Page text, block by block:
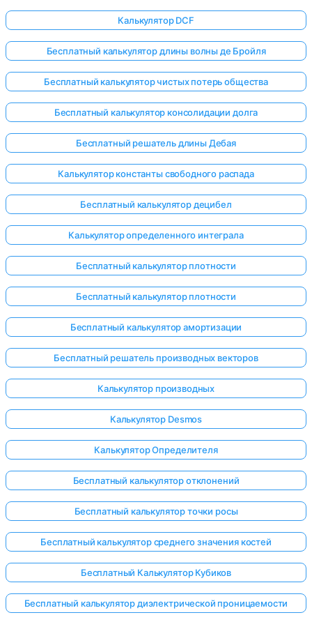
здесь!
Калькулятор DCF
Бесплатный калькулятор длины волны де Бройля
Бесплатный калькулятор чистых потерь общества
Бесплатный калькулятор консолидации долга
Бесплатный решатель длины Дебая
Калькулятор константы свободного распада
Бесплатный калькулятор децибел
Калькулятор определенного интеграла
Бесплатный калькулятор плотности
Бесплатный калькулятор плотности
Бесплатный калькулятор амортизации
Бесплатный решатель производных векторов
Калькулятор производных
Калькулятор Desmos
Калькулятор Определителя
Бесплатный калькулятор отклонений
Бесплатный калькулятор точки росы
Бесплатный калькулятор среднего значения костей
Бесплатный Калькулятор Кубиков
Бесплатный калькулятор диэлектрической проницаемости